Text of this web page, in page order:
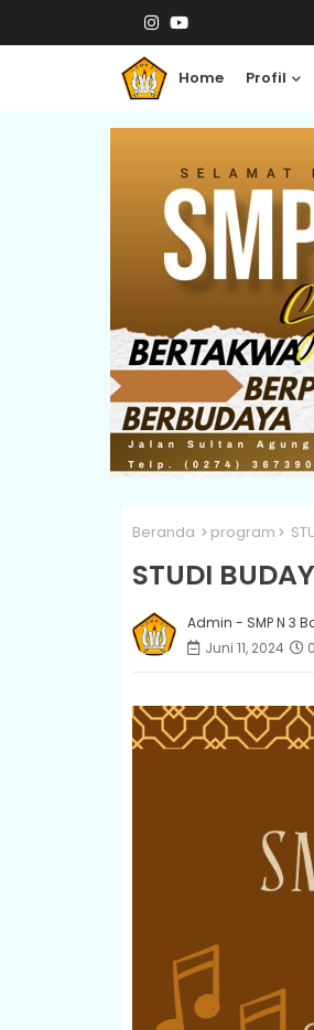
Home Profil
Beranda program
STUDI
Admin - SMP N 3
Juni 11, 2024